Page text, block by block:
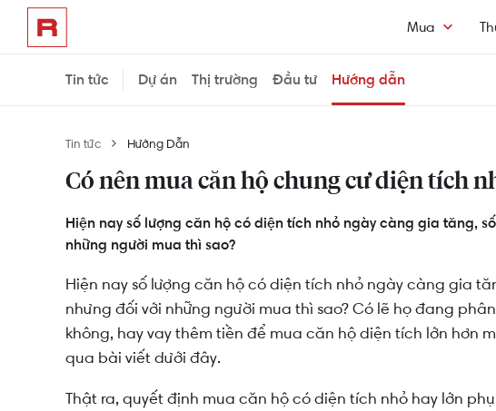
Mua
Tin tức Dự án Thị trường Đầu tư Hướng dẫn
Tin tức Hướng Dẫn
Có nên mua căn hộ chung cư diện tích
Hiện nay số lượng căn hộ có diện tích nhỏ ngày càng gia tăng,
những người mua thì sao?
Hiện nay số lượng căn hộ có diện tích nhỏ ngày càng gia
nhưng đối với những người mua thì sao? Có lẽ họ đang
không, hay vay thêm tiền để mua căn hộ diện tích lớn hơn
qua bài viết dưới đây.
Thật ra, quyết định mua căn hộ có diện tích nhỏ hay lớn